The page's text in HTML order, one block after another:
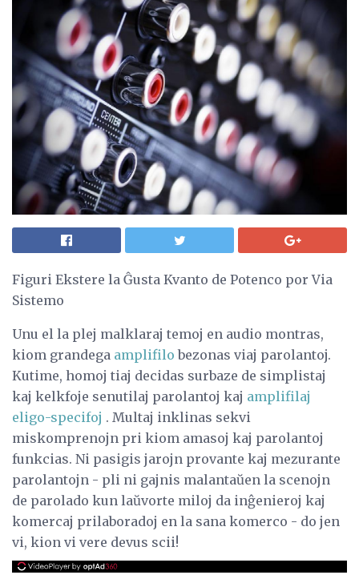
Figuri Ekstere la Ĝusta Kvanto de Potenco por Via
Sistemo
Unu el la plej malklaraj temoj en audio montras,
kiom grandega amplifilo bezonas viaj parolantoj.
Kutime, homoj tiaj decidas surbaze de simplistaj
kaj kelkfoje senutilaj parolantoj kaj amplifilaj
eligo-specifoj . Multaj inklinas sekvi
miskomprenojn pri kiom amasoj kaj parolantoj
funkcias. Ni pasigis jarojn provante kaj mezurante
parolantojn - pli ni gajnis malantaŭen la scenojn
de parolado kun laŭvorte miloj da inĝenieroj kaj
komercaj prilaboradoj en la sana komerco - do jen
vi, kion vi vere devus scii!